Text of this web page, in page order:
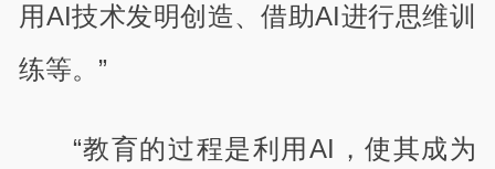
用AI技术发明创造、借助AI进行思维训
练等。”
“教育的过程是利用AI，使其成为